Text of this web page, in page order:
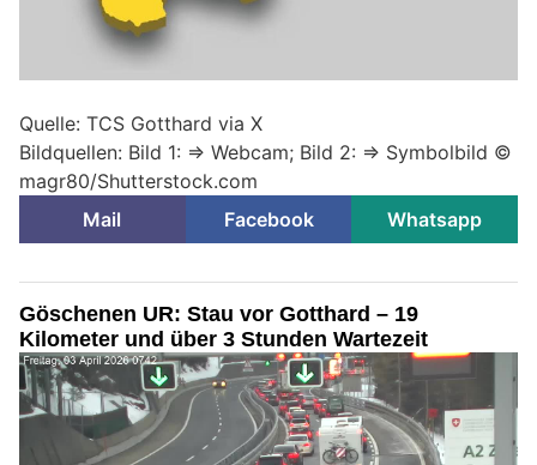
Quelle: TCS Gotthard via X
Bildquellen: Bild 1: => Webcam; Bild 2: => Symbolbild ©
magr80/Shutterstock.com
Mail
Facebook Whatsapp
Göschenen UR: Stau vor Gotthard – 19
Kilometer und über 3 Stunden Wartezeit